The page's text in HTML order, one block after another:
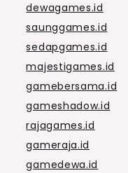
dewagames.id
saunggames.id
sedapgames.id
majestigames.id
gamebersama.id
gameshadow.id
rajagames.id
gameraja.id
gamedewa.id